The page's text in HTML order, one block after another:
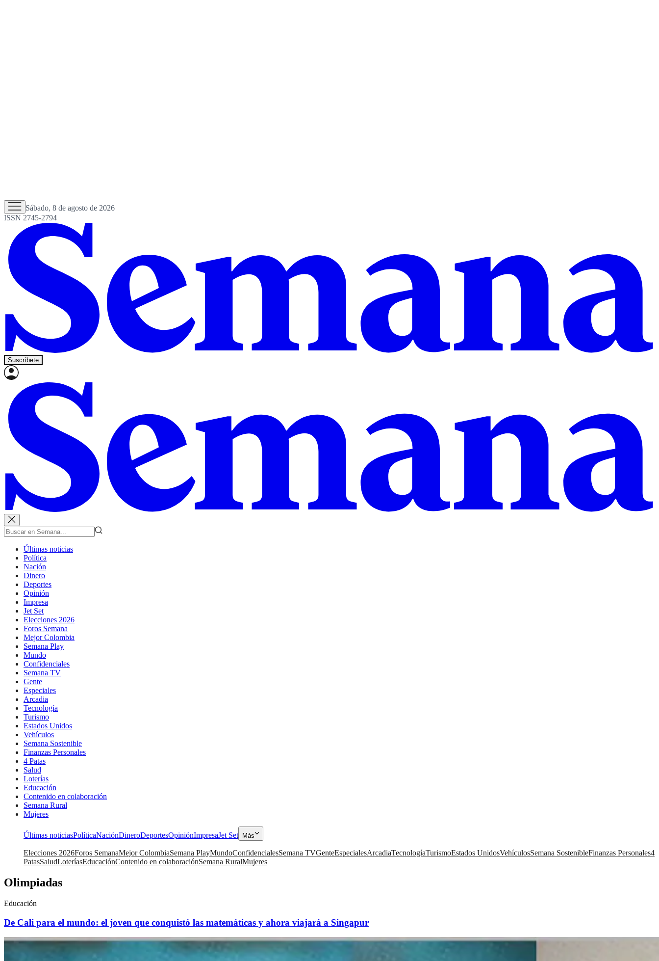
Sábado, 8 de agosto de 2026
ISSN 2745-2794
Suscríbete
Últimas noticias
Política
Nación
Dinero
Deportes
Opinión
Impresa
Jet Set
Elecciones 2026
Foros Semana
Mejor Colombia
Semana Play
Mundo
Confidenciales
Semana TV
Gente
Especiales
Arcadia
Tecnología
Turismo
Estados Unidos
Vehículos
Semana Sostenible
Finanzas Personales
4 Patas
Salud
Loterías
Educación
Contenido en colaboración
Semana Rural
Mujeres
Últimas noticiasPolíticaNaciónDineroDeportesOpiniónImpresaJet Set Más
Elecciones 2026Foros SemanaMejor ColombiaSemana PlayMundoConfidencialesSemana TVGenteEspecialesArcadiaTecnologíaTurismoEstados UnidosVehículosSemana SostenibleFinanzas Personales4
PatasSaludLoteríasEducaciónContenido en colaboraciónSemana RuralMujeres
Olimpiadas
Educación
De Cali para el mundo: el joven que conquistó las matemáticas y ahora viajará a Singapur